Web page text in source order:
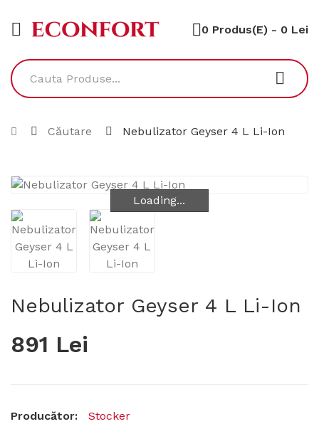
0 Produs(e) - 0 Lei
Căutare Nebulizator Geyser 4 L Li-Ion
Loading...
Loading...
Nebulizator Geyser 4 L Li-Ion
891 Lei
Producător:
Stocker